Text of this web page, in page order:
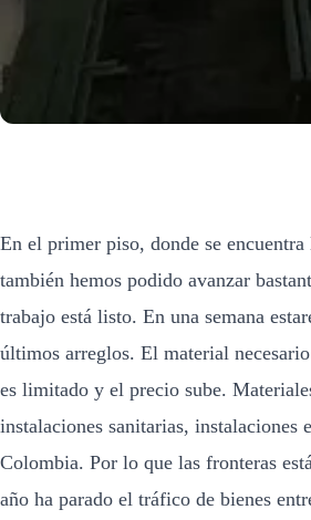
En el primer piso, donde se
también hemos podido avanzar
trabajo está listo. En una semana
últimos arreglos. El material
es limitado y el precio sube.
instalaciones sanitarias, instalaciones
Colombia. Por lo que las fronteras
año ha parado el tráfico de bienes